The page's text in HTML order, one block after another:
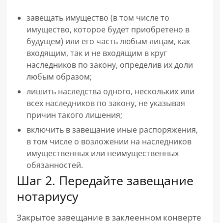
завещать имущество (в том числе то
имущество, которое будет приобретено в
будущем) или его часть любым лицам, как
входящим, так и не входящим в круг
наследников по закону, определив их доли
любым образом;
лишить наследства одного, нескольких или
всех наследников по закону, не указывая
причин такого лишения;
включить в завещание иные распоряжения,
в том числе о возложении на наследников
имущественных или неимущественных
обязанностей.
Шаг 2. Передайте завещание
нотариусу
Закрытое завещание в заклеенном конверте